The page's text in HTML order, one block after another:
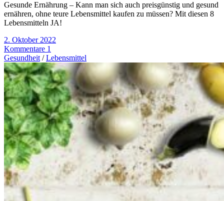
Gesunde Ernährung – Kann man sich auch preisgünstig und gesund
ernähren, ohne teure Lebensmittel kaufen zu müssen? Mit diesen 8
Lebensmitteln JA!
2. Oktober 2022
Kommentare 1
Gesundheit /Lebensmittel